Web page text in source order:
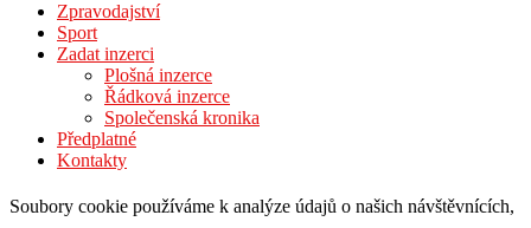
Zpravodajství
Sport
Zadat inzerci
Plošná inzerce
Řádková inzerce
Společenská kronika
Předplatné
Kontakty
Soubory cookie používáme k analýze údajů o našich návštěvnících,